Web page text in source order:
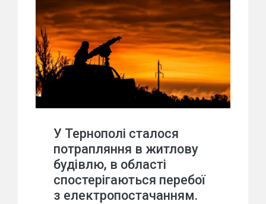
У Тернополі сталося
потрапляння в житлову
будівлю, в області
спостерігаються перебої
з електропостачанням.